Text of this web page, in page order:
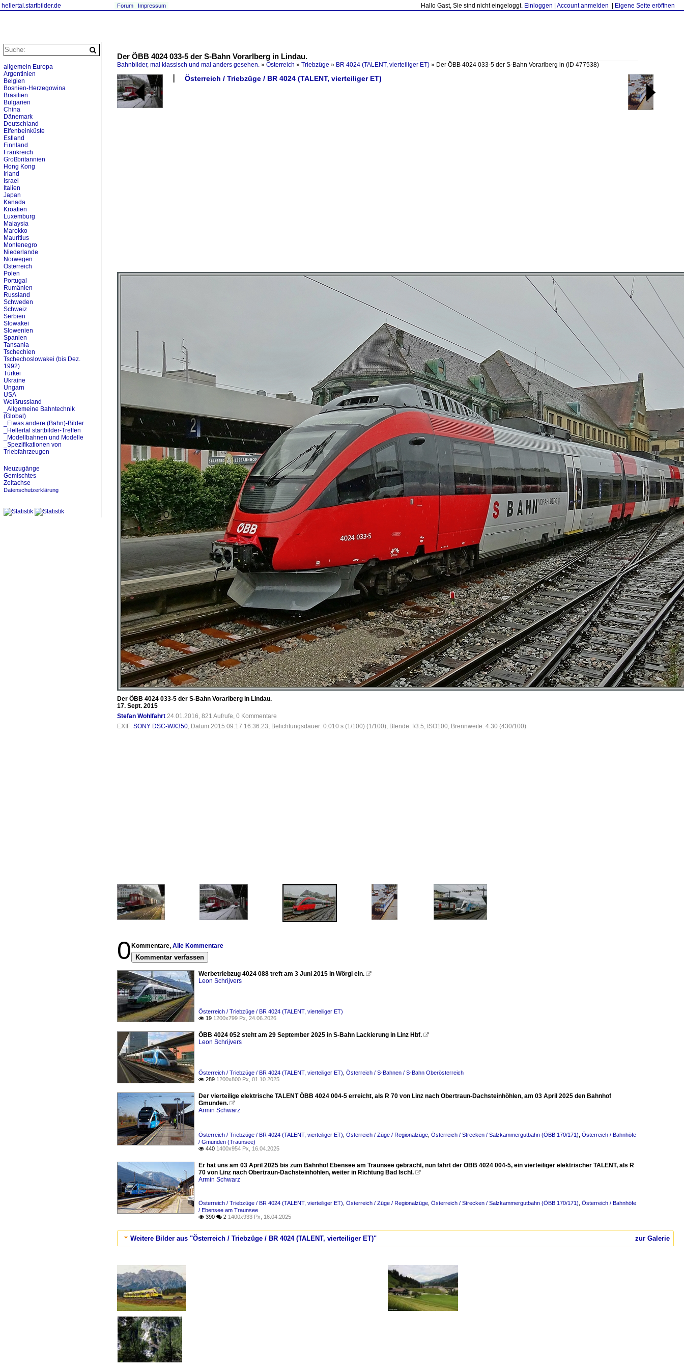
hellertal.startbilder.de Hallo Gast, Sie sind nicht eingeloggt. Einloggen Account anmelden Eigene Seite eröffnen
Forum Impressum
Der ÖBB 4024 033-5 der S-Bahn Vorarlberg in Lindau.
Bahnbilder, mal klassisch und mal anders gesehen. » Österreich » Triebzüge » BR 4024 (TALENT, vierteiliger ET) » Der ÖBB 4024 033-5 der S-Bahn Vorarlberg in (ID 477538)
Österreich / Triebzüge / BR 4024 (TALENT, vierteiliger ET)
Der ÖBB 4024 033-5 der S-Bahn Vorarlberg in Lindau.
17. Sept. 2015
Stefan Wohlfahrt 24.01.2016, 821 Aufrufe, 0 Kommentare
EXIF: SONY DSC-WX350, Datum 2015:09:17 16:36:23, Belichtungsdauer: 0.010 s (1/100) (1/100), Blende: f/3.5, ISO100, Brennweite: 4.30 (430/100)
0 Kommentare, Alle Kommentare
Kommentar verfassen
Werbetriebzug 4024 088 treft am 3 Juni 2015 in Wörgl ein. 
Leon Schrijvers
Österreich / Triebzüge / BR 4024 (TALENT, vierteiliger ET)
 19 1200x799 Px, 24.06.2026
ÖBB 4024 052 steht am 29 September 2025 in S-Bahn Lackierung in Linz Hbf. 
Leon Schrijvers
Österreich / Triebzüge / BR 4024 (TALENT, vierteiliger ET) Österreich / S-Bahnen / S-Bahn Oberösterreich
 289 1200x800 Px, 01.10.2025
Der vierteilige elektrische TALENT ÖBB 4024 004-5 erreicht, als R 70 von Linz nach Obertraun-Dachsteinhöhlen, am 03 April 2025 den Bahnhof
Gmunden. 
Armin Schwarz
Österreich / Triebzüge / BR 4024 (TALENT, vierteiliger ET) Österreich / Züge / Regionalzüge Österreich / Strecken / Salzkammergutbahn (ÖBB 170/171) Österreich / Bahnhöfe
/ Gmunden (Traunsee)
 440 1400x954 Px, 16.04.2025
Er hat uns am 03 April 2025 bis zum Bahnhof Ebensee am Traunsee gebracht, nun fährt der ÖBB 4024 004-5, ein vierteiliger elektrischer TALENT, als R
70 von Linz nach Obertraun-Dachsteinhöhlen, weiter in Richtung Bad Ischl. 
Armin Schwarz
Österreich / Triebzüge / BR 4024 (TALENT, vierteiliger ET) Österreich / Züge / Regionalzüge Österreich / Strecken / Salzkammergutbahn (ÖBB 170/171) Österreich / Bahnhöfe
/ Ebensee am Traunsee
 390  2 1400x933 Px, 16.04.2025
zur Galerie
Weitere Bilder aus "Österreich / Triebzüge / BR 4024 (TALENT, vierteiliger ET)"
allgemein Europa
Argentinien
Belgien
Bosnien-Herzegowina
Brasilien
Bulgarien
China
Dänemark
Deutschland
Elfenbeinküste
Estland
Finnland
Frankreich
Großbritannien
Hong Kong
Irland
Israel
Italien
Japan
Kanada
Kroatien
Luxemburg
Malaysia
Marokko
Mauritius
Montenegro
Niederlande
Norwegen
Österreich
Polen
Portugal
Rumänien
Russland
Schweden
Schweiz
Serbien
Slowakei
Slowenien
Spanien
Tansania
Tschechien
Tschechoslowakei (bis Dez.
1992)
Türkei
Ukraine
Ungarn
USA
Weißrussland
_Allgemeine Bahntechnik
(Global)
_Etwas andere (Bahn)-Bilder
_Hellertal startbilder-Treffen
_Modellbahnen und Modelle
_Spezifikationen von
Triebfahrzeugen
Neuzugänge
Gemischtes
Zeitachse
Datenschutzerklärung